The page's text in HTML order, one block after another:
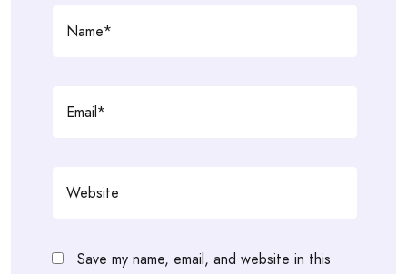
Save my name, email, and website in this